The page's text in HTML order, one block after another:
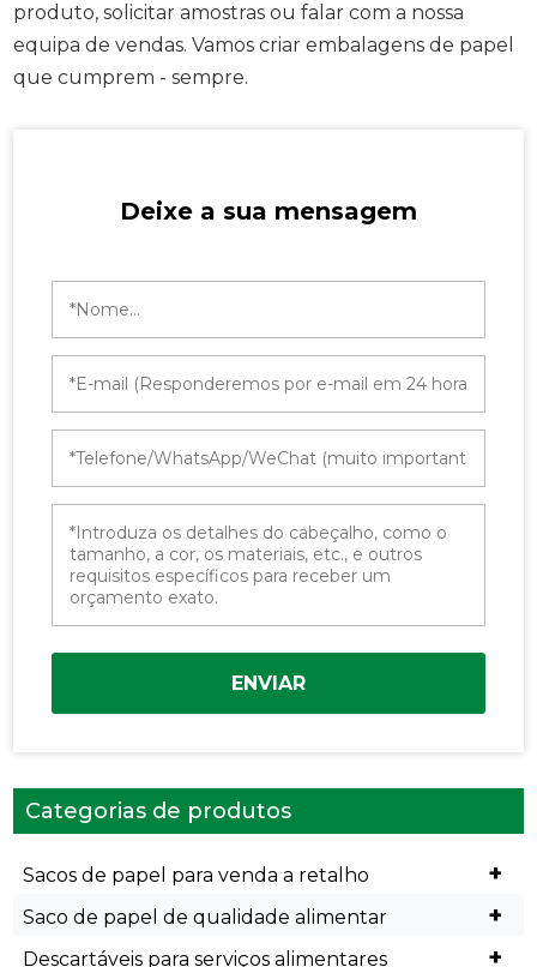
produto, solicitar amostras ou falar com a nossa
equipa de vendas. Vamos criar embalagens de papel
que cumprem - sempre.
Deixe a sua mensagem
ENVIAR
Categorias de produtos
+
Sacos de papel para venda a retalho
+
Saco de papel de qualidade alimentar
+
Descartáveis para serviços alimentares